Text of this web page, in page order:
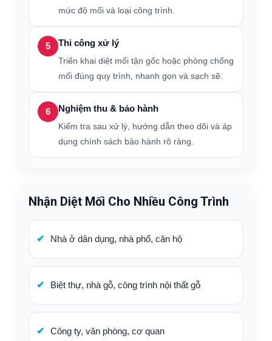
mức độ mối và loại công trình.
5 Thi công xử lý
Triển khai diệt mối tận gốc hoặc phòng chống
mối đúng quy trình, nhanh gọn và sạch sẽ.
6 Nghiệm thu & bảo hành
Kiểm tra sau xử lý, hướng dẫn theo dõi và áp
dụng chính sách bảo hành rõ ràng.
Nhận Diệt Mối Cho Nhiều Công Trình
Nhà ở dân dụng, nhà phố, căn hộ
Biệt thự, nhà gỗ, công trình nội thất gỗ
Công ty, văn phòng, cơ quan